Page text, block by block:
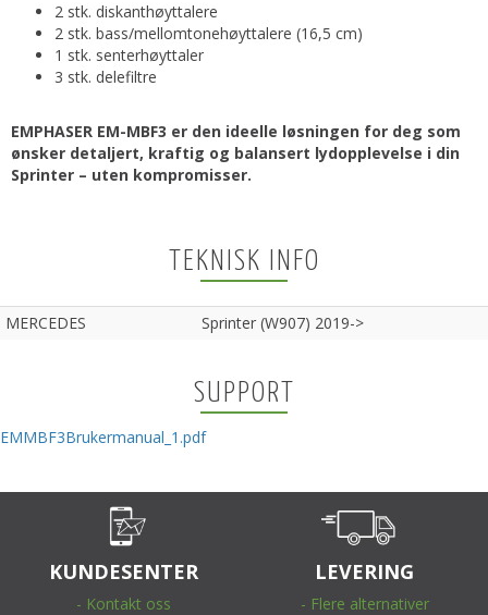
2 stk. diskanthøyttalere
2 stk. bass/mellomtonehøyttalere (16,5 cm)
1 stk. senterhøyttaler
3 stk. delefiltre
EMPHASER EM-MBF3 er den ideelle løsningen for deg som
ønsker detaljert, kraftig og balansert lydopplevelse i din
Sprinter – uten kompromisser.
TEKNISK INFO
MERCEDES Sprinter (W907) 2019->
SUPPORT
EMMBF3Brukermanual_1.pdf
KUNDESENTER
- Kontakt oss
LEVERING
- Flere alternativer